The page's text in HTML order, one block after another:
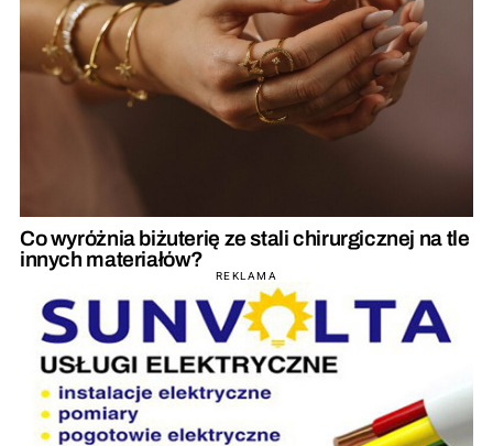
Co wyróżnia biżuterię ze stali chirurgicznej na tle
innych materiałów?
REKLAMA